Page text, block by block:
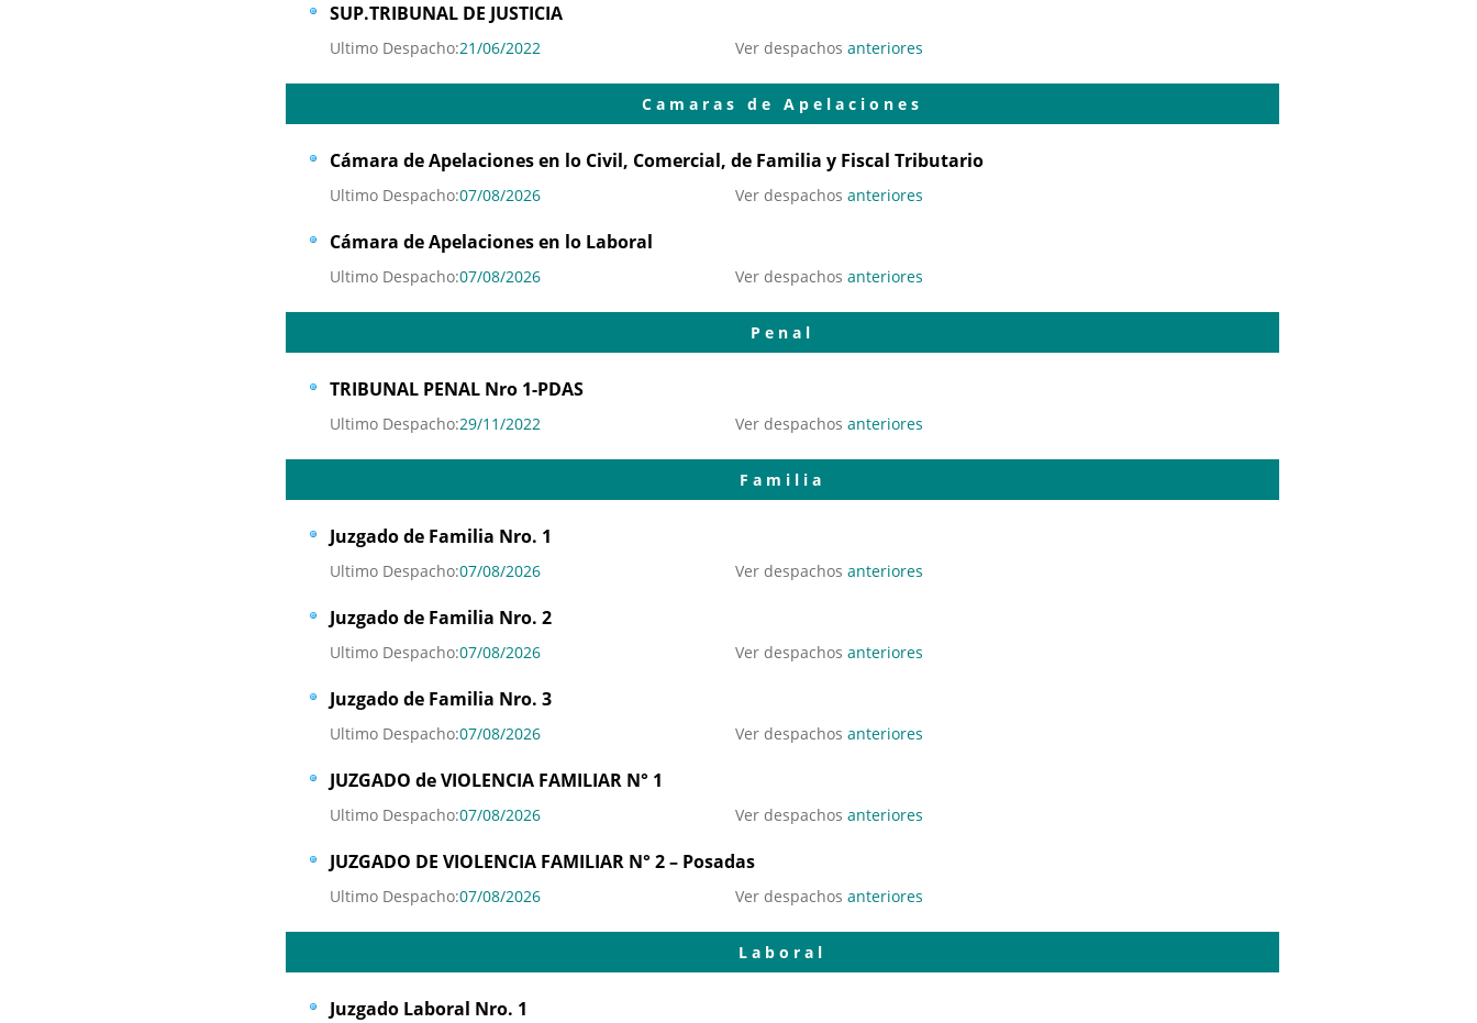
SUP.TRIBUNAL DE JUSTICIA
Ultimo Despacho:21/06/2022 Ver despachosanteriores
Camaras de Apelaciones
Cámara de Apelaciones en lo Civil, Comercial, de Familia y Fiscal Tributario
Ultimo Despacho:07/08/2026 Ver despachosanteriores
Cámara de Apelaciones en lo Laboral
Ultimo Despacho:07/08/2026 Ver despachosanteriores
Penal
TRIBUNAL PENAL Nro 1-PDAS
Ultimo Despacho:29/11/2022 Ver despachosanteriores
Familia
Juzgado de Familia Nro. 1
Ultimo Despacho:07/08/2026 Ver despachosanteriores
Juzgado de Familia Nro. 2
Ultimo Despacho:07/08/2026 Ver despachosanteriores
Juzgado de Familia Nro. 3
Ultimo Despacho:07/08/2026 Ver despachosanteriores
JUZGADO de VIOLENCIA FAMILIAR N° 1
Ultimo Despacho:07/08/2026 Ver despachosanteriores
JUZGADO DE VIOLENCIA FAMILIAR N° 2 – Posadas
Ultimo Despacho:07/08/2026 Ver despachosanteriores
Laboral
Juzgado Laboral Nro. 1